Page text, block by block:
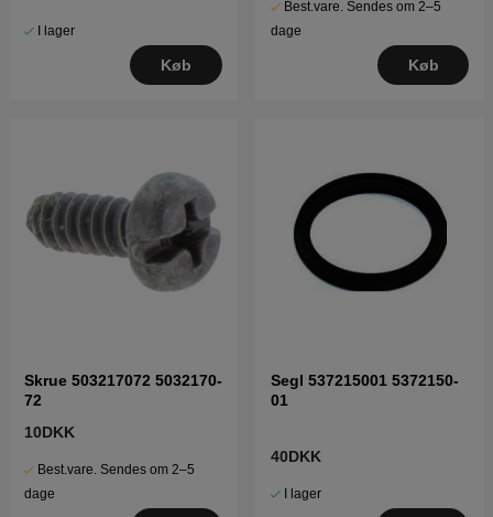
I lager
Køb
Best.vare. Sendes om 2–5
dage
Køb
Skrue 503217072 5032170-
72
10DKK
Best.vare. Sendes om 2–5
dage
Segl 537215001 5372150-
01
40DKK
I lager